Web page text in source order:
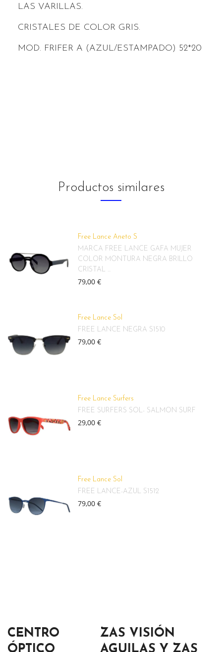
LAS VARILLAS.
CRISTALES DE COLOR GRIS.
MOD. FRIFER A (AZUL/ESTAMPADO) 52*20
Productos similares
Free Lance Aneto S
MARCA FREE LANCE GAFA MUJER
COLOR MONTURA NEGRA BRILLO
CRISTAL ...
79,00 €
Free Lance Sol
FREE LANCE NEGRA S1510
79,00 €
Free Lance Surfers
FREE SURFERS SOL- SALMON SURF
29,00 €
Free Lance Sol
FREE LANCE-AZUL S1512
79,00 €
CENTRO
ÓPTICO
ZAS VISIÓN
AGUILAS Y ZAS